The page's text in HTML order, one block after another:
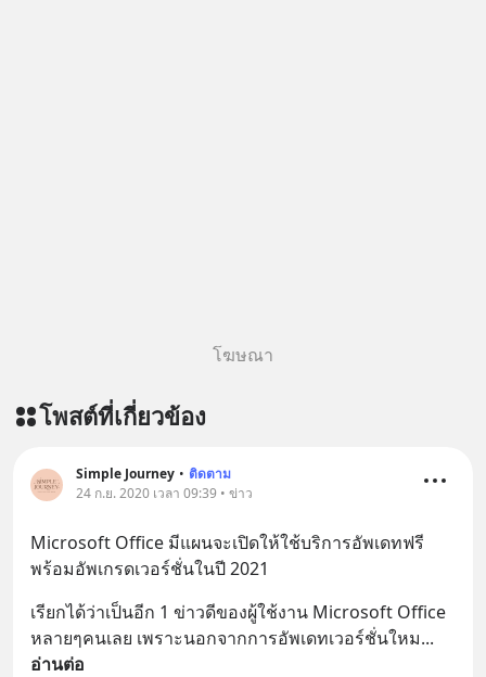
โฆษณา
โพสต์ที่เกี่ยวข้อง
Simple Journey • ติดตาม
24 ก.ย. 2020 เวลา 09:39 • ข่าว
Microsoft Office มีแผนจะเปิดให้ใช้บริการอัพเดทฟรี
พร้อมอัพเกรดเวอร์ชั่นในปี 2021
เรียกได้ว่าเป็นอีก 1 ข่าวดีของผู้ใช้งาน Microsoft Office
หลายๆคนเลย เพราะนอกจากการอัพเดทเวอร์ชั่นใหม
อ่านต่อ